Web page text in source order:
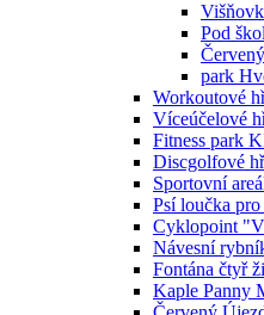
Pod
park
Workoutové
Víceúčelové
Fitness park
Discgolfové
Sportovní
Psí loučka
Cyklopoint
Návesní
Fontána čtyř
Kaple Panny